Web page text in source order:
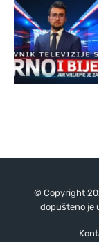
© Copyright
dopušteno je